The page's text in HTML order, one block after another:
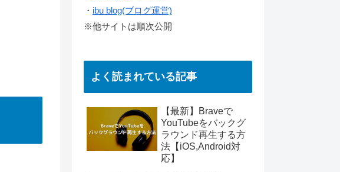
・ ibu blog(ブログ運営)
※他サイトは順次公開
よく読まれている記事
【最新】Braveで
YouTubeをバックグ
ラウンド再生する方
法【iOS,Android対
応】